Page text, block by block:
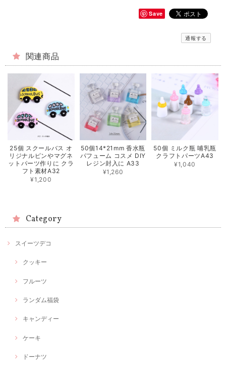
Save
通報する
関連商品
25個 スクールバス オ
リジナルピンやマグネ
ットパーツ作りに クラ
フト素材A32
¥1,200
50個14*21mm 香水瓶
パフューム コスメ DIY
レジン封入に A33
¥1,260
50個 ミルク瓶 哺乳瓶
クラフトパーツA43
¥1,040
Category
スイーツデコ
クッキー
フルーツ
ランダム福袋
キャンディー
ケーキ
ドーナツ